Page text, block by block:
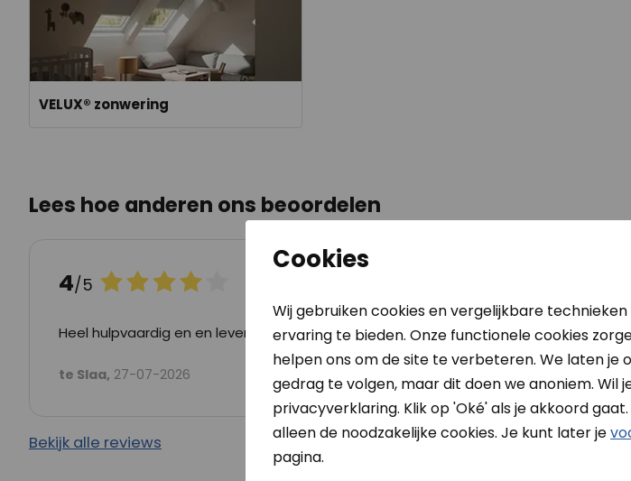
VELUX® zonwering
Lees hoe anderen ons beoordelen
4/5
Heel hulpvaardig en en levering is altijd op tijd
te Slaa, 27-07-2026
Bekijk alle reviews
Cookies
Wij gebruiken cookies en vergelijkbare
ervaring te bieden. Onze functionele cookies
helpen ons om de site te verbeteren. We laten je
gedrag te volgen, maar dit doen we anoniem. Wil
privacyverklaring. Klik op 'Oké' als je akkoord
alleen de noodzakelijke cookies. Je kunt later je
pagina.